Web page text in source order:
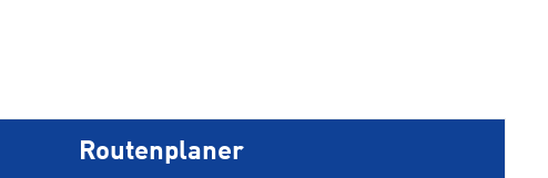
Routenplaner